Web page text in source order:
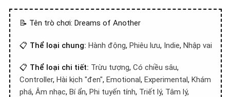
📝 Tên trò chơi: Dreams of Another
📋 Thể loại chung: Hành động, Phiêu lưu, Indie, Nhập vai
📋 Thể loại chi tiết: Trừu tượng, Có chiều sâu,
Controller, Hài kịch "đen", Emotional, Experimental, Khám
phá, Âm nhạc, Bí ẩn, Phi tuyến tính, Triết lý, Tâm lý,